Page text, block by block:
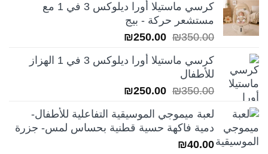
هو:
₪250.00.
هو:
كرسي ماستيلا أورا ديلوكس 3 في 1 مع
مستشعر حركة - بيج
₪350.00
السعر
هو:
₪250.00
هو:
كرسي ماستيلا أورا ديلوكس 3 في 1 الهزاز
للأطفال
₪350.00
السعر
هو:
₪350.00.
₪250.00
هو:
₪250.00.
لعبة ميموجي الموسيقية التفاعلية للأطفال-
دمية فاكهة حسية قطنية بحساس لمس- جزرة
₪40.00